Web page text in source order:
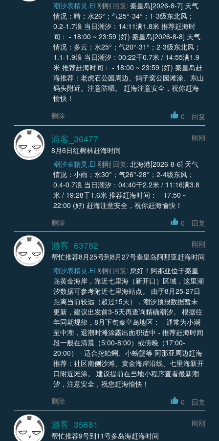
潮汐表精灵.EI 刚刚 回复: 秦皇岛[2026-8-7] 天气
情况：晴；水26°；气25°-34°；1-3级东北风；
0.2-1.7浪 当日潮汐：14:11满1.8米 推荐赶海时
间： - 18:00 ~ 23:59 (好) 秦皇岛[2026-8-8] 天气
情况：多云；水25°；气20°-31°；2-3级东北风；
1.1-1.9浪 当日潮汐：00:22干0.7米 / 14:55满1.9
米 推荐赶海时间： - 18:00 ~ 23:59 (好) 秦皇岛赶
海推荐：老虎石公园周边、鸽子窝公园滩涂、东山
码头附近。注意防晒。 赶海注意安全，祝你赶海
愉快！
删除
0 回复
游客_36477
刚刚
8月6日红树林赶海时间
潮汐表精灵.EI 刚刚 回复: 北海港[2026-8-6] 天气
情况：小雨；水30°；气26°-28°；2-4级东风；
0.4-0.7浪 当日潮汐：04:40干2.2米 / 11:16满3.8
米 / 19:28干1.6米 推荐赶海时间： - 17:50 ~
22:00 (好) 赶海注意安全，祝你赶海愉快！
删除
0 回复
游客_63782
刚刚
帮忙推荐8月25号到8月27号秦皇岛阿那亚赶海时间
潮汐表精灵.EI 刚刚 回复: 您好！阿那亚位于秦皇
岛黄金海岸，靠近七里海（新开口）区域，这里潮
汐数据可参考附近七里海站点。 由于8月25-27日
距离当前较远（超过15天），潮汐预报数据暂未
更新，建议出发前3-5天再查询精确潮汐。 根据往
年同期规律，8月下旬秦皇岛地区： - 通常为小潮
至中潮，退潮时滩涂露出面积适中 - 推荐赶海时间
段一般在清晨（5:00-8:00）或傍晚（17:00-
20:00） - 适合挖蛤蜊、小螃蟹等 阿那亚周边赶海
推荐：社区南侧沙滩、黄金海岸沿线、七里海新开
口附近滩涂。 建议提前在当地小程序查看最新潮
汐，注意安全，祝您赶海愉快！
删除
0 回复
游客_35681
刚刚
帮忙推荐9号到11号多岛海赶海时间